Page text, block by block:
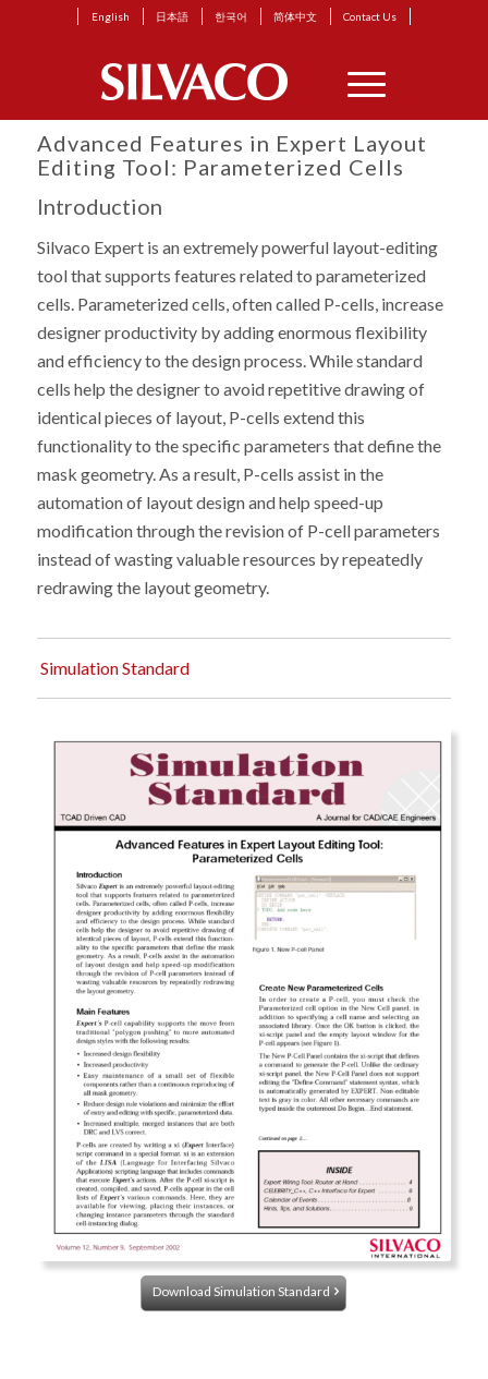
English 日本語 한국어 简体中文 Contact Us
Advanced Features in Expert Layout
Editing Tool: Parameterized Cells
Introduction
Silvaco Expert is an extremely powerful layout-editing
tool that supports features related to parameterized
cells. Parameterized cells, often called P-cells, increase
designer productivity by adding enormous flexibility
and efficiency to the design process. While standard
cells help the designer to avoid repetitive drawing of
identical pieces of layout, P-cells extend this
functionality to the specific parameters that define the
mask geometry. As a result, P-cells assist in the
automation of layout design and help speed-up
modification through the revision of P-cell parameters
instead of wasting valuable resources by repeatedly
redrawing the layout geometry.
Simulation Standard
Download Simulation Standard